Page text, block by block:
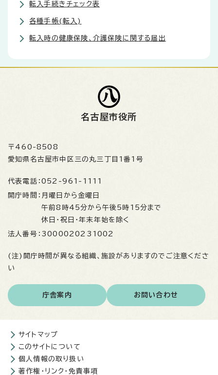
転入手続きチェック表
各種手帳(転入)
転入時の健康保険、介護保険に関する届出
名古屋市役所
〒460-8508
愛知県名古屋市中区三の丸三丁目1番1号
代表電話： 052-961-1111
開庁時間： 月曜日から金曜日
午前8時45分から午後5時15分まで
休日・祝日・年末年始を除く
法人番号： 3000020231002
(注)開庁時間が異なる組織、施設がありますのでご注意くださ
い
庁舎案内 お問い合わせ
サイトマップ
このサイトについて
個人情報の取り扱い
著作権・リンク・免責事項